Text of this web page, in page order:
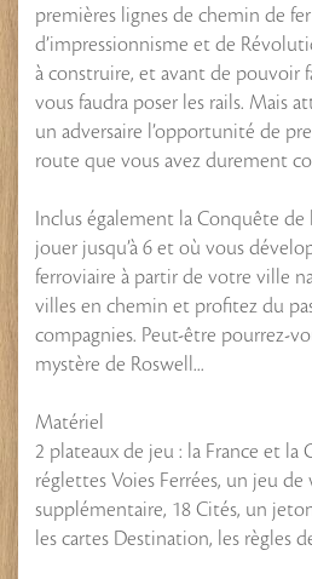
premières lignes de chemin de
d’impressionnisme et de
à construire, et avant de pouvoir
vous faudra poser les rails. Mais
un adversaire l’opportunité de
route que vous avez durement
Inclus également la Conquête
jouer jusqu’à 6 et où vous
ferroviaire à partir de votre ville
villes en chemin et profitez du
compagnies. Peut-être pourrez-
mystère de Roswell...
Matériel
2 plateaux de jeu : la France et la
réglettes Voies Ferrées, un jeu
supplémentaire, 18 Cités, un
les cartes Destination, les règles